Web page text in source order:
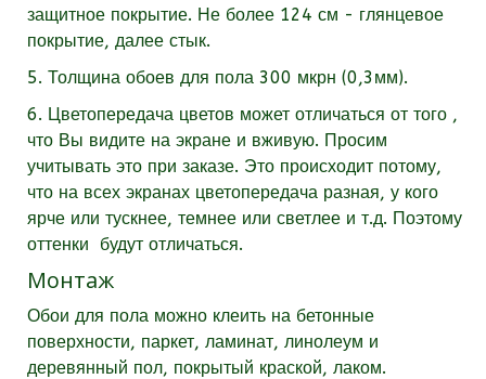
защитное покрытие. Не более 124 см - глянцевое
покрытие, далее стык.
5. Толщина обоев для пола 300 мкрн (0,3мм).
6. Цветопередача цветов может отличаться от того ,
что Вы видите на экране и вживую. Просим
учитывать это при заказе. Это происходит потому,
что на всех экранах цветопередача разная, у кого
ярче или тускнее, темнее или светлее и т.д. Поэтому
оттенки будут отличаться.
Монтаж
Обои для пола можно клеить на бетонные
поверхности, паркет, ламинат, линолеум и
деревянный пол, покрытый краской, лаком.